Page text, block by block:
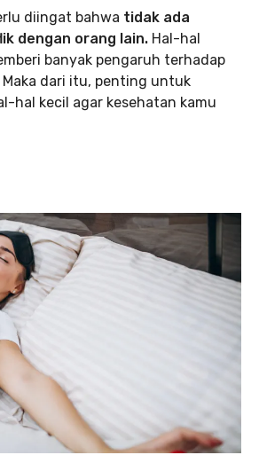
diingat bahwa tidak ada
dengan orang lain. Hal-hal
banyak pengaruh terhadap
Maka dari itu, penting untuk
hal kecil agar kesehatan kamu